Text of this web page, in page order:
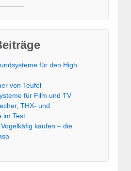
für den High
von Teufel
für Film und TV
THX- und
im Test
kaufen – die